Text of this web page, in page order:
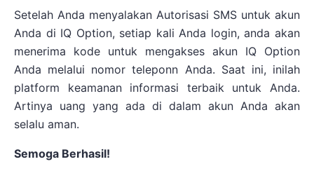
Setelah Anda menyalakan Autorisasi SMS untuk akun
Anda di IQ Option, setiap kali Anda login, anda akan
menerima kode untuk mengakses akun IQ Option
Anda melalui nomor teleponn Anda. Saat ini, inilah
platform keamanan informasi terbaik untuk Anda.
Artinya uang yang ada di dalam akun Anda akan
selalu aman.
Semoga Berhasil!